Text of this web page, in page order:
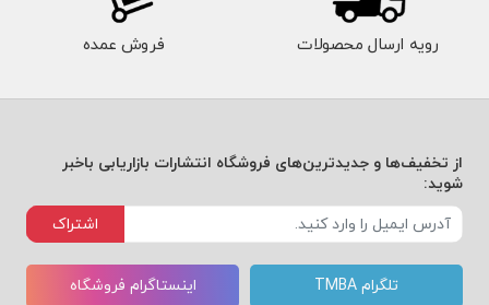
رویه ارسال محصولات فروش عمده
از تخفیف‌ها و جدیدترین‌های فروشگاه انتشارات بازاریابی باخبر
شوید:
اشتراک
تلگرام TMBA اینستاگرام فروشگاه